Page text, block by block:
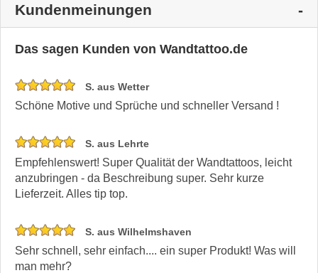
Kundenmeinungen
Das sagen Kunden von Wandtattoo.de
S. aus Wetter
Schöne Motive und Sprüche und schneller Versand !
S. aus Lehrte
Empfehlenswert! Super Qualität der Wandtattoos, leicht
anzubringen - da Beschreibung super. Sehr kurze
Lieferzeit. Alles tip top.
S. aus Wilhelmshaven
Sehr schnell, sehr einfach.... ein super Produkt! Was will
man mehr?